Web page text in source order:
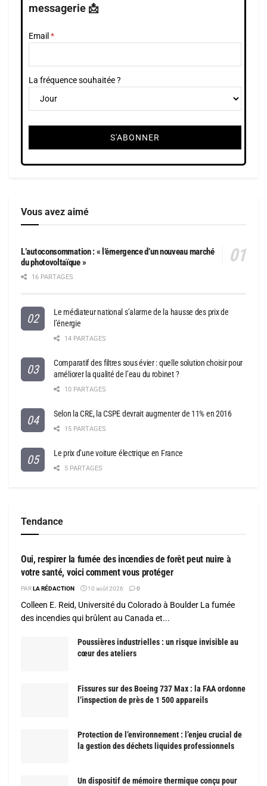
messagerie 📩
Email
La fréquence souhaitée ?
Vous avez aimé
L’autoconsommation : « l’émergence d’un nouveau marché
du photovoltaïque »
16 PARTAGES
Le médiateur national s’alarme de la hausse des prix de
l’énergie
14 PARTAGES
Comparatif des filtres sous évier : quelle solution choisir pour
améliorer la qualité de l’eau du robinet ?
10 PARTAGES
Selon la CRE, la CSPE devrait augmenter de 11% en 2016
15 PARTAGES
Le prix d’une voiture électrique en France
5 PARTAGES
Tendance
SANTÉ
Oui, respirer la fumée des incendies de forêt peut nuire à
votre santé, voici comment vous protéger
PAR LA RÉDACTION 10 août 2026 0
Colleen E. Reid, Université du Colorado à Boulder La fumée
des incendies qui brûlent au Canada et...
Poussières industrielles : un risque invisible au
cœur des ateliers
Fissures sur des Boeing 737 Max : la FAA ordonne
l’inspection de près de 1 500 appareils
Protection de l’environnement : l’enjeu crucial de
la gestion des déchets liquides professionnels
Un dispositif de mémoire thermique conçu pour